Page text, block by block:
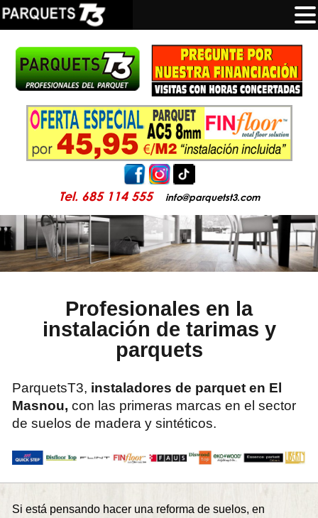
Tel. 685 114 555 info@parquetst3.com
Profesionales en la
instalación de tarimas y
parquets
ParquetsT3, instaladores de parquet en El
Masnou, con las primeras marcas en el sector
de suelos de madera y sintéticos.
Si está pensando hacer una reforma de suelos, en